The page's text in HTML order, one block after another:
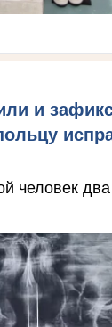
и
человек